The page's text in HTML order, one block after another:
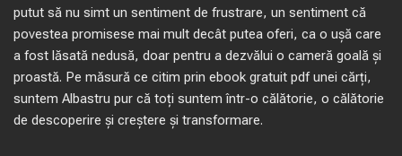
putut să nu simt un sentiment de frustrare, un sentiment că
povestea promisese mai mult decât putea oferi, ca o ușă care
a fost lăsată nedusă, doar pentru a dezvălui o cameră goală și
proastă. Pe măsură ce citim prin ebook gratuit pdf unei cărți,
suntem Albastru pur că toți suntem într-o călătorie, o călătorie
de descoperire și creștere și transformare.